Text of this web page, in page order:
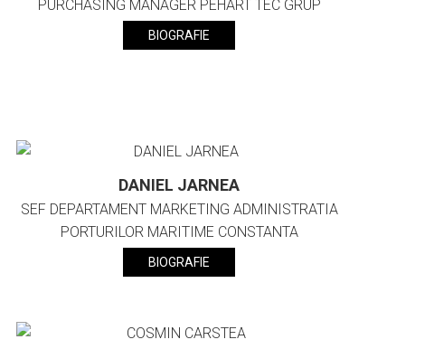
PURCHASING MANAGER PEHART TEC GRUP
BIOGRAFIE
DANIEL JARNEA
SEF DEPARTAMENT MARKETING ADMINISTRATIA
PORTURILOR MARITIME CONSTANTA
BIOGRAFIE